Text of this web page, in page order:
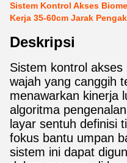
Sistem Kontrol Akses
Kerja 35-60cm Jarak
Deskripsi
Sistem kontrol
wajah yang canggih
menawarkan kinerja
algoritma
layar sentuh definisi
fokus bantu umpan
sistem ini dapat